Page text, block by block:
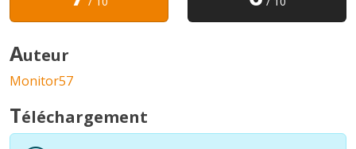
Auteur
Monitor57
Téléchargement